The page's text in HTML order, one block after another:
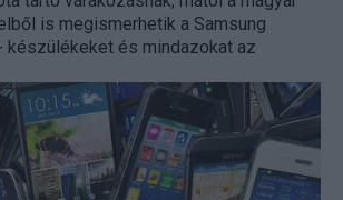
is megismerhetik a Samsung
készülékeket és mindazokat az